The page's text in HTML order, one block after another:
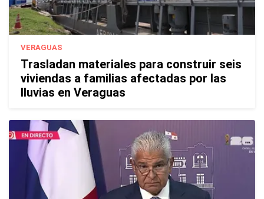
VERAGUAS
Trasladan materiales para construir seis
viviendas a familias afectadas por las
lluvias en Veraguas